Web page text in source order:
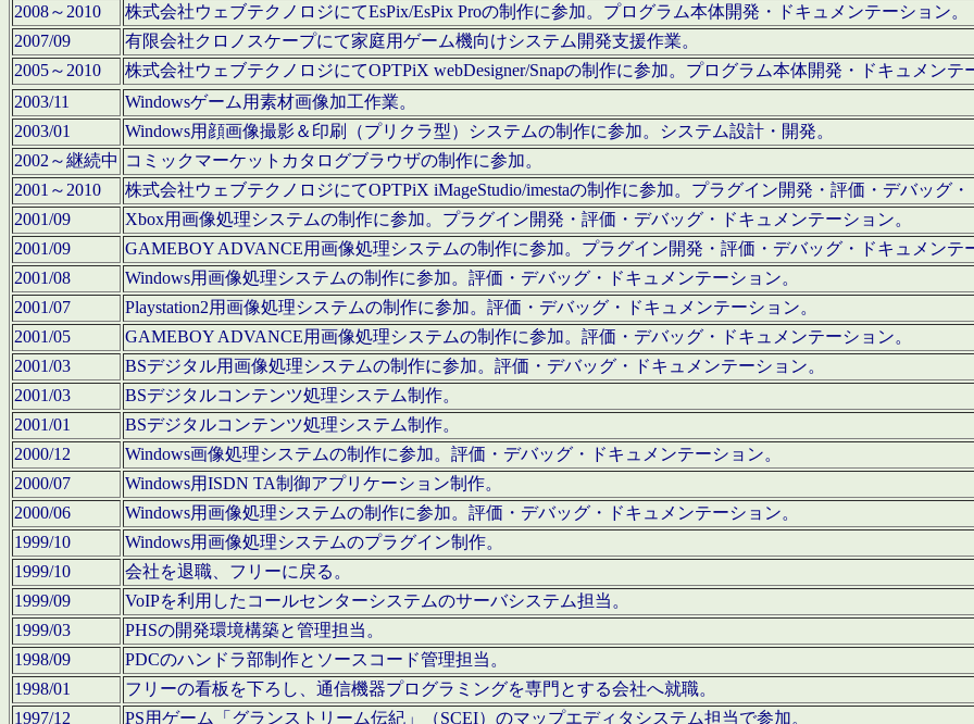
2008～2010
株式会社ウェブテクノロジにてEsPix/EsPix Proの制作に参加。プログラム本体開発・ドキュメンテーション。
2007/09
有限会社クロノスケープにて家庭用ゲーム機向けシステム開発支援作業。
2005～2010
株式会社ウェブテクノロジにてOPTPiX webDesigner/Snapの制作に参加。プログラム本体開発・ドキュメンテ
2003/11
Windowsゲーム用素材画像加工作業。
2003/01
Windows用顔画像撮影＆印刷（プリクラ型）システムの制作に参加。システム設計・開発。
2002～継続中 コミックマーケットカタログブラウザの制作に参加。
2001～2010
株式会社ウェブテクノロジにてOPTPiX iMageStudio/imestaの制作に参加。プラグイン開発・評価・デバッグ
2001/09
Xbox用画像処理システムの制作に参加。プラグイン開発・評価・デバッグ・ドキュメンテーション。
2001/09
GAMEBOY ADVANCE用画像処理システムの制作に参加。プラグイン開発・評価・デバッグ・ドキュメンテ
2001/08
Windows用画像処理システムの制作に参加。評価・デバッグ・ドキュメンテーション。
2001/07
Playstation2用画像処理システムの制作に参加。評価・デバッグ・ドキュメンテーション。
2001/05
GAMEBOY ADVANCE用画像処理システムの制作に参加。評価・デバッグ・ドキュメンテーション。
2001/03
BSデジタル用画像処理システムの制作に参加。評価・デバッグ・ドキュメンテーション。
2001/03
BSデジタルコンテンツ処理システム制作。
2001/01
BSデジタルコンテンツ処理システム制作。
2000/12
Windows画像処理システムの制作に参加。評価・デバッグ・ドキュメンテーション。
2000/07
Windows用ISDN TA制御アプリケーション制作。
2000/06
Windows用画像処理システムの制作に参加。評価・デバッグ・ドキュメンテーション。
1999/10
Windows用画像処理システムのプラグイン制作。
1999/10
会社を退職、フリーに戻る。
1999/09
VoIPを利用したコールセンターシステムのサーバシステム担当。
1999/03
PHSの開発環境構築と管理担当。
1998/09
PDCのハンドラ部制作とソースコード管理担当。
1998/01
フリーの看板を下ろし、通信機器プログラミングを専門とする会社へ就職。
1997/12
PS用ゲーム「グランストリーム伝紀」（SCEI）のマップエディタシステム担当で参加。